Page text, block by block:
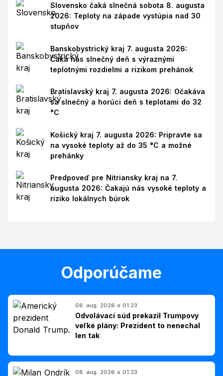
Slovensko čaká slnečná sobota 8. augusta
2026: Teploty na západe vystúpia nad 30
stupňov
Banskobystrický kraj 7. augusta 2026:
Čaká nás slnečný deň s výraznými
teplotnými rozdielmi a rizikom prehánok
Bratislavský kraj 7. augusta 2026: Očakáva
sa slnečný a horúci deň s teplotami do 32
°C
Košický kraj 7. augusta 2026: Pripravte sa
na vysoké teploty až do 35 °C a možné
prehánky
Predpoveď pre Nitriansky kraj na 7.
augusta 2026: Čakajú nás vysoké teploty a
riziko lokálnych búrok
Odporúčame
08. aug. 2026 o 01:23
Odvolávací súd prekazil Trumpovy
veľké plány: Prezident to nenechal
len tak
08. aug. 2026 o 01:23